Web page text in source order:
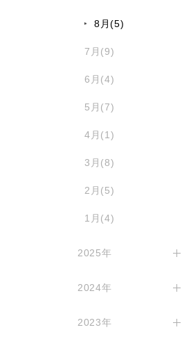
8月(5)
7月(9)
6月(4)
5月(7)
4月(1)
3月(8)
2月(5)
1月(4)
2025年
2024年
2023年